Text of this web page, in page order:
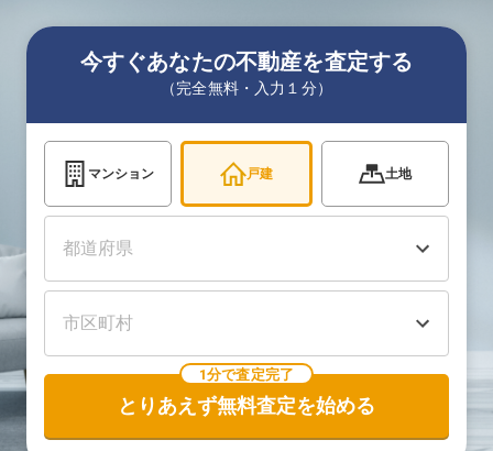
今すぐあなたの不動産を査定する
（完全無料・入力１分）
マンション 戸建 土地
1分で査定完了
とりあえず無料査定を始める